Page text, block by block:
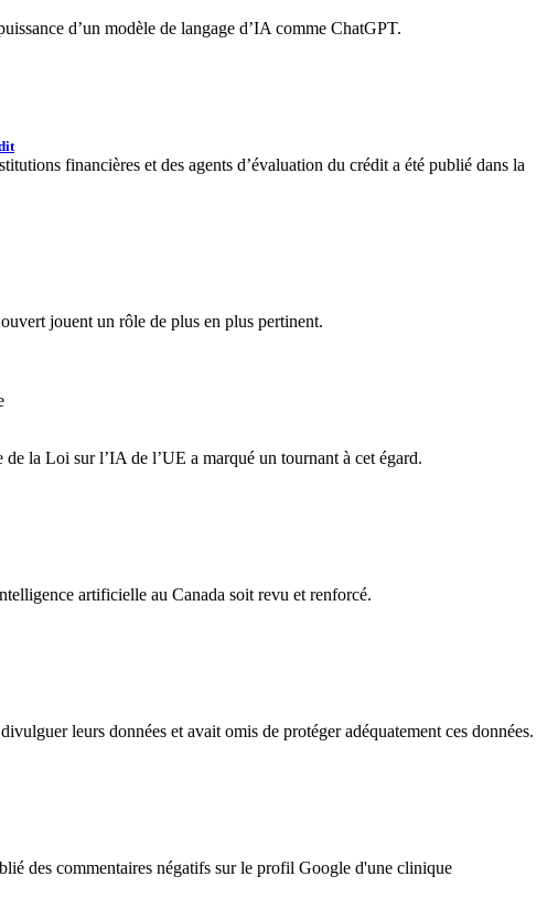
d’un modèle de langage d’IA comme ChatGPT.
financières et des agents d’évaluation du crédit a été publié dans la
jouent un rôle de plus en plus pertinent.
la Loi sur l’IA de l’UE a marqué un tournant à cet égard.
artificielle au Canada soit revu et renforcé.
leurs données et avait omis de protéger adéquatement ces données.
des commentaires négatifs sur le profil Google d'une clinique